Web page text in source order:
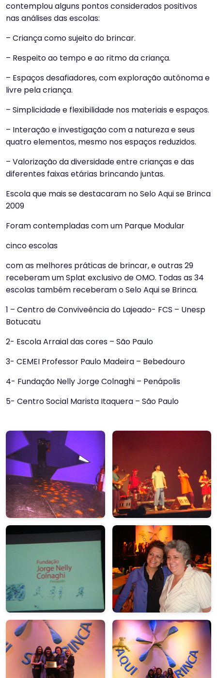
contemplou alguns pontos considerados positivos
nas análises das escolas:
– Criança como sujeito do brincar.
– Respeito ao tempo e ao ritmo da criança.
– Espaços desafiadores, com exploração autônoma e
livre pela criança.
– Simplicidade e flexibilidade nos materiais e espaços.
– Interação e investigação com a natureza e seus
quatro elementos, mesmo nos espaços reduzidos.
– Valorização da diversidade entre crianças e das
diferentes faixas etárias brincando juntas.
Escola que mais se destacaram no Selo Aqui se Brinca
2009
Foram contempladas com um Parque Modular
cinco escolas
com as melhores práticas de brincar, e outras 29
receberam um Splat exclusivo de OMO. Todas as 34
escolas também receberam o Selo Aqui se Brinca.
1 – Centro de Conviveência do Lajeado- FCS – Unesp
Botucatu
2- Escola Arraial das cores – São Paulo
3- CEMEI Professor Paulo Madeira – Bebedouro
4- Fundação Nelly Jorge Colnaghi – Penápolis
5- Centro Social Marista Itaquera – São Paulo